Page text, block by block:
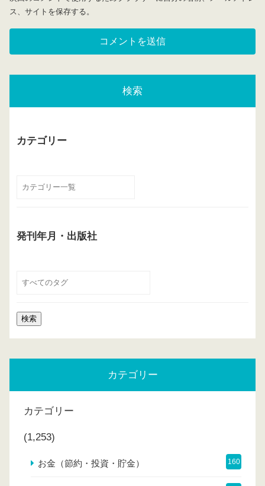
ス、サイトを保存する。
検索
カテゴリー
発刊年月・出版社
カテゴリー
カテゴリー
(1,253)
お金（節約・投資・貯金） 160